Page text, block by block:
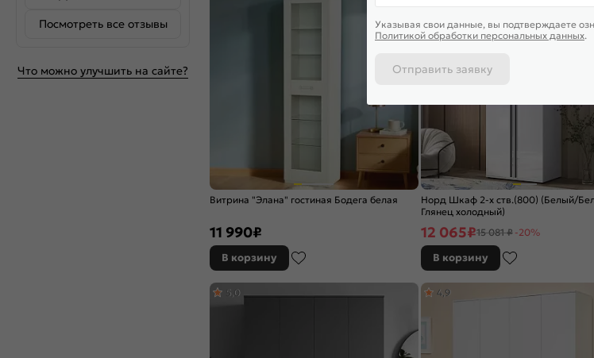
Посмотреть все отзывы
Что можно улучшить на сайте?
Витрина "Элана" гостиная Бодега белая
11 990₽
В корзину
Норд Шкаф 2-х ств.(800) (Белый/
Глянец холодный)
12 065₽15 081 ₽ -20%
В корзину
5,0 4,9
Указывая свои данные, вы подтверждаете
Политикой обработки персональных данных.
Отправить заявку